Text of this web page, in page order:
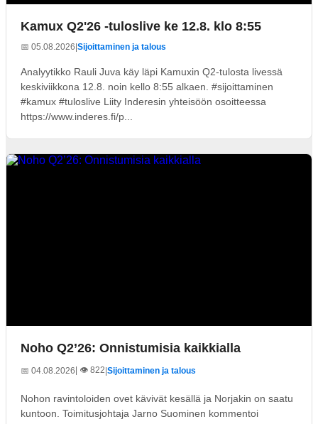
Kamux Q2'26 -tuloslive ke 12.8. klo 8:55
📅 05.08.2026 Sijoittaminen ja talous
Analyytikko Rauli Juva käy läpi Kamuxin Q2-tulosta livessä
keskiviikkona 12.8. noin kello 8:55 alkaen. #sijoittaminen
#kamux #tuloslive Liity Inderesin yhteisöön osoitteessa
https://www.inderes.fi/p...
Noho Q2’26: Onnistumisia kaikkialla
📅 04.08.2026| 👁️ 822 Sijoittaminen ja talous
Nohon ravintoloiden ovet kävivät kesällä ja Norjakin on saatu
kuntoon. Toimitusjohtaja Jarno Suominen kommentoi